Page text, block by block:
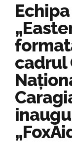
cadrul